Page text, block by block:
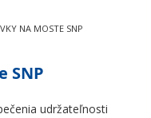
NA MOSTE SNP
SNP
udržateľnosti